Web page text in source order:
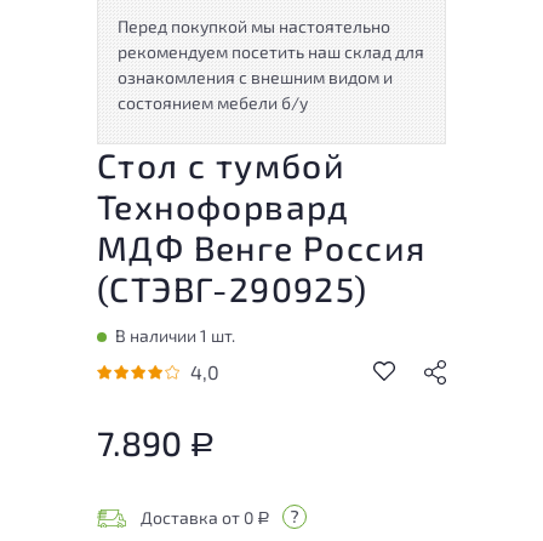
Перед покупкой мы настоятельно
рекомендуем посетить наш склад для
ознакомления с внешним видом и
состоянием мебели б/у
Стол с тумбой
Технофорвард
МДФ Венге Россия
(СТЭВГ-290925)
В наличии 1 шт.
4,0
7.890 Р
Доставка от 0 Р